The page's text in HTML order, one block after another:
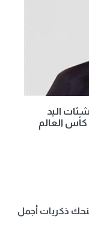
اليد
كأس العالم
ذكريات أجمل